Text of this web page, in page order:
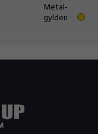
Metal-
gylden